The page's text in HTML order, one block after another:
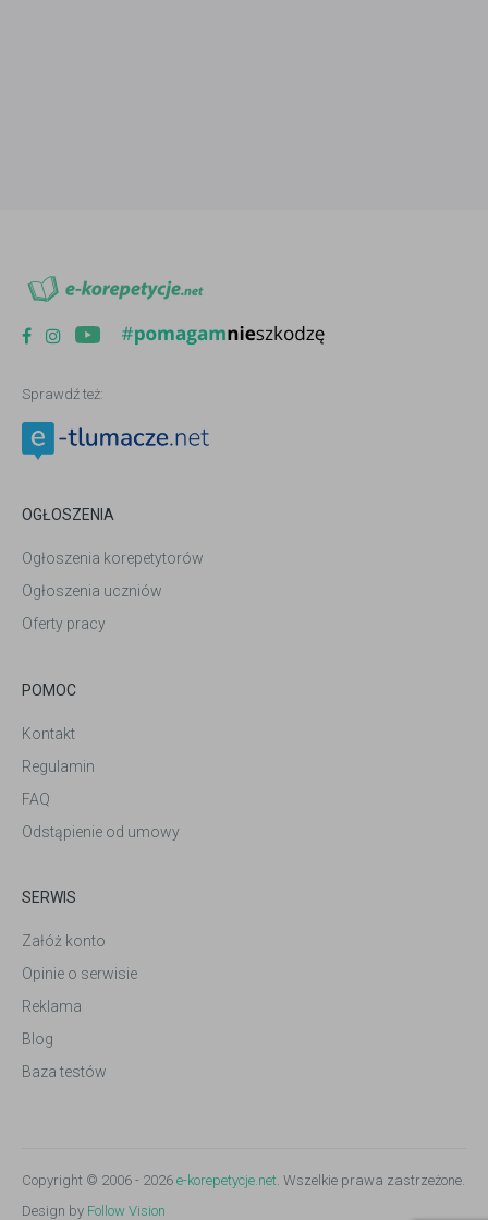
Sprawdź też:
OGŁOSZENIA
Ogłoszenia korepetytorów
Ogłoszenia uczniów
Oferty pracy
POMOC
Kontakt
Regulamin
FAQ
Odstąpienie od umowy
SERWIS
Załóż konto
Opinie o serwisie
Reklama
Blog
Baza testów
Copyright © 2006 - 2026 e-korepetycje.net. Wszelkie prawa zastrzeżone.
Design by Follow Vision